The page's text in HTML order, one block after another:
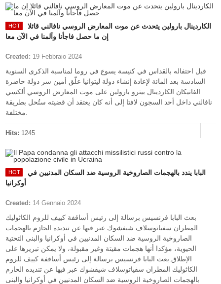
الكاردينال بارولين يتحدث عن موت المعارض الروسي نافالني قائلا
إن ما حصل فاجأنا وآلمنا في الآن معا
Created: 19 Febbraio 2024
قبل احتفاله بالقداس في كنيسة يسوع في روما لمناسبة الذكرى السنوية
السادسة بعد المائة لإعادة إنشاء دولة ليتوانيا علّق أمين سر دولة حاضرة
الفاتيكان الكاردينال بيترو بارولين على موت المعارض الروسي ألكسي
نافالني داخل أحد السجون لافتا إلى أنه كان يعتقد أن قضيته ستُحل بطريقة
Hits: 1245
البابا يندد بالهجمات الصاروخية الروسية ضد السكان المدنيين في
أوكرانيا
Created: 14 Gennaio 2024
بعث البابا فرنسيس برسالة إلى رئيس أساقفة كييف للروم الكاثوليك
المطران سفياتوسلاف شيفشوك عبر فيها عن تنديده الحازم بالهجمات
الصاروخية الروسية ضد السكان المدنيين في أوكرانيا والبنى التحتية
الحيوية، مؤكدا أنها هجمات مقيتة وغير مقبولة، ولا يمكن تبريرها على
الإطلاق.بعث البابا فرنسيس برسالة إلى رئيس أساقفة كييف للروم
الكاثوليك المطران سفياتوسلاف شيفشوك عبر فيها عن تنديده الحازم
بالهجمات الصاروخية الروسية ضد السكان المدنيين في أوكرانيا والبنى